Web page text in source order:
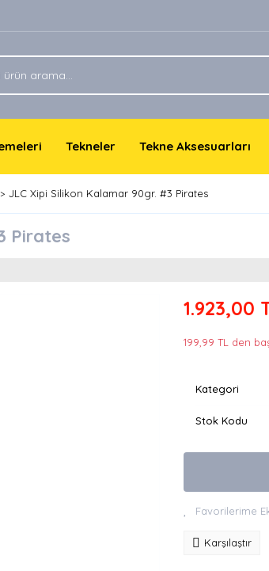
Tekneler Tekne Aksesuarları
JLC Xipi Silikon Kalamar 90gr. #3 Pirates
Pirates
1.923,00
199,99 TL den
Kategori
Stok Kodu
Karşılaştır